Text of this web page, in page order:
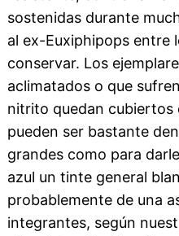
sostenidas durante
al ex-Euxiphipops entre
conservar. Los
aclimatados o que
nitrito quedan cubiertos
pueden ser bastante
grandes como para
azul un tinte general
probablemente de una
integrantes, según